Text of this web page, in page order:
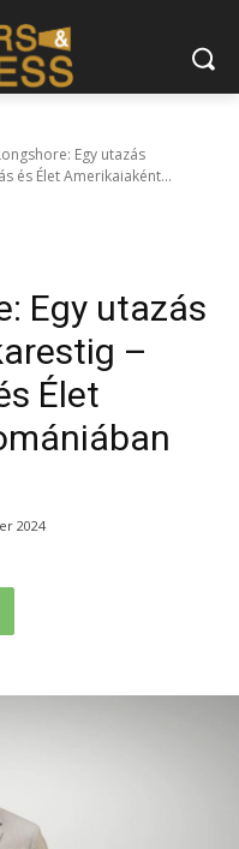
Egy utazás
és Élet Amerikaiaként...
Egy utazás
–
Élet
2024